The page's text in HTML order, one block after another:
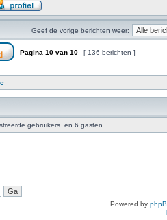
Geef de vorige berichten weer:
Pagina 10 van 10 [ 136 berichten ]
gebruikers. en 6 gasten
Powered by